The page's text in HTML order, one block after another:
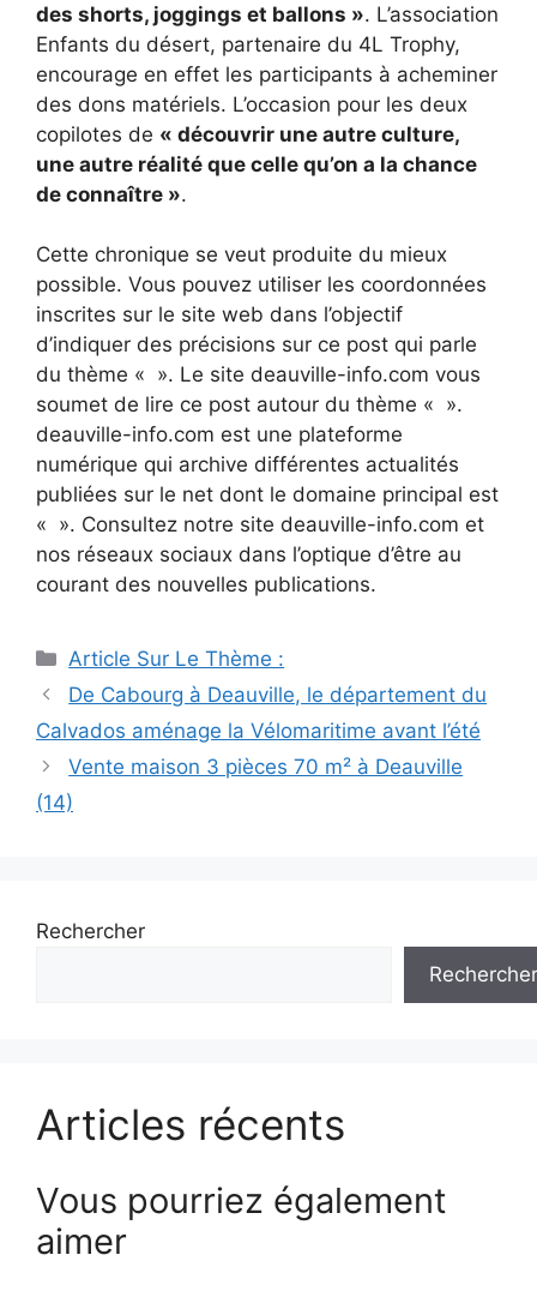
des shorts, joggings et ballons ». L’association
Enfants du désert, partenaire du 4L Trophy,
encourage en effet les participants à acheminer
des dons matériels. L’occasion pour les deux
copilotes de « découvrir une autre culture,
une autre réalité que celle qu’on a la chance
de connaître ».
Cette chronique se veut produite du mieux
possible. Vous pouvez utiliser les coordonnées
inscrites sur le site web dans l’objectif
d’indiquer des précisions sur ce post qui parle
du thème « ». Le site deauville-info.com vous
soumet de lire ce post autour du thème « ».
deauville-info.com est une plateforme
numérique qui archive différentes actualités
publiées sur le net dont le domaine principal est
« ». Consultez notre site deauville-info.com et
nos réseaux sociaux dans l’optique d’être au
courant des nouvelles publications.
Catégories
Article Sur Le Thème :
Navigation
des
De Cabourg à Deauville, le département du
Calvados aménage la Vélomaritime avant l’été
Vente maison 3 pièces 70 m² à Deauville
(14)
Rechercher
Rechercher
Articles récents
Vous pourriez également
aimer